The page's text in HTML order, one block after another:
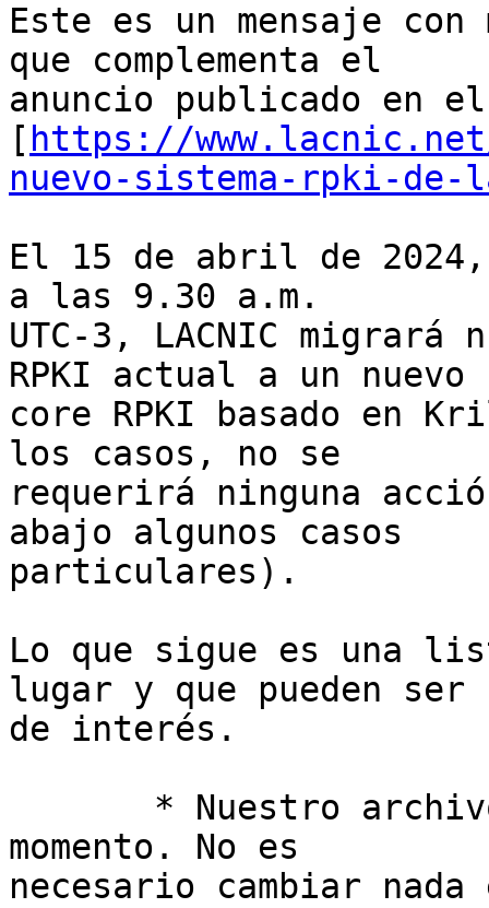
Este es un mensaje
que complementa el
anuncio publicado en el
[ https://
nuevo-sistema-rpki-de-
El 15 de abril de 2024,
a las 9.30 a.m.
UTC-3, LACNIC
RPKI actual a un nuevo
core RPKI basado en
los casos, no se
requerirá ninguna
abajo algunos casos
particulares).
Lo que sigue es una
lugar y que pueden ser
de interés.
momento. No es
necesario cambiar